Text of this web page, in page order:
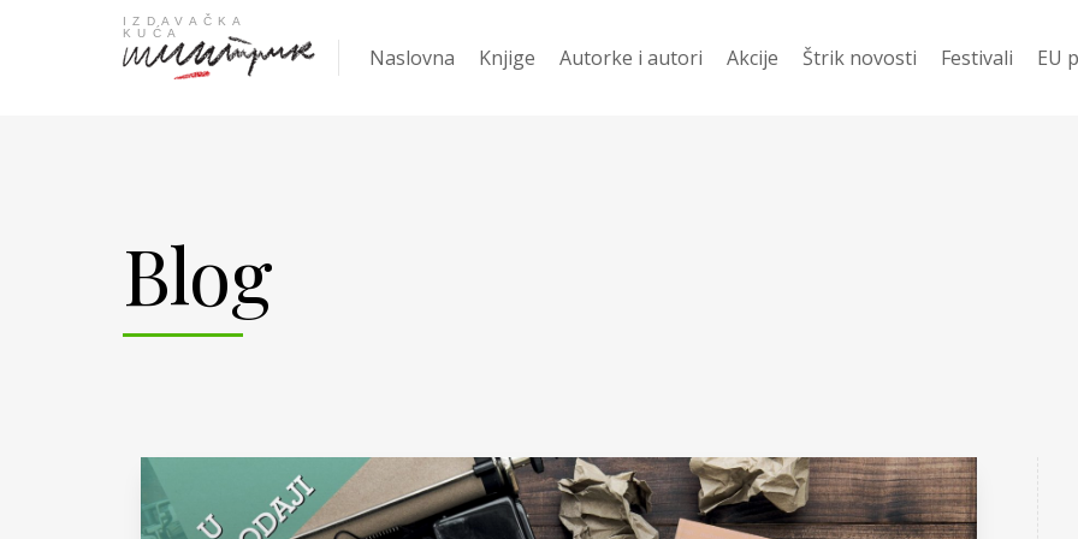
Naslovna Knjige
Drama
Knjige u pripremi
Ani Erno
Autorke i autori Akcije Štrik novosti Festivali EU
Blog